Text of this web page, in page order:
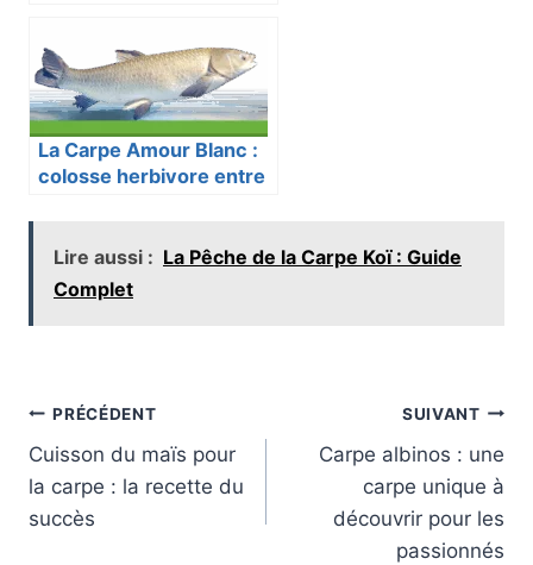
La Carpe Amour Blanc :
colosse herbivore entre
Lire aussi : La Pêche de la Carpe Koï : Guide
Complet
Navigation
de
l’article
PRÉCÉDENT
Cuisson du maïs pour
la carpe : la recette du
succès
SUIVANT
Carpe albinos : une
carpe unique à
découvrir pour les
passionnés